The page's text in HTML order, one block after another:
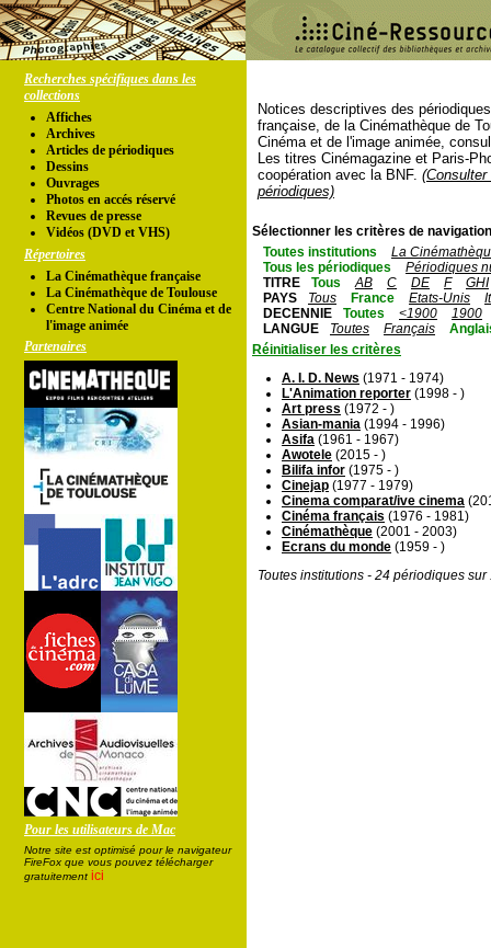
Recherches spécifiques dans les
collections
Affiches
Archives
Articles de périodiques
Dessins
Ouvrages
Photos en accés réservé
Revues de presse
Vidéos (DVD et VHS)
Répertoires
La Cinémathèque française
La Cinémathèque de Toulouse
Centre National du Cinéma et de
l'image animée
Partenaires
Pour les utilisateurs de Mac
Notre site est optimisé pour le navigateur
FireFox que vous pouvez télécharger
gratuitement ici
Notices descriptives des
française, de la Cinémathèque de
Cinéma et de l'image animée,
Les titres Cinémagazine et Paris-
coopération avec la BNF.
périodiques)
Sélectionner les critères de
Toutes institutions
La
Tous les périodiques
Périodiques
TITRE
Tous AB C DE F
GHI
PAYS
Tous France Etats-Unis
DECENNIE
Toutes <1900
1900
LANGUE
Toutes Français
Réinitialiser les critères
A. I. D. News (1971 - 1974)
L'Animation reporter (1998 - )
Art press (1972 - )
Asian-mania (1994 - 1996)
Asifa (1961 - 1967)
Awotele (2015 - )
Bilifa infor (1975 - )
Cinejap (1977 - 1979)
Cinema comparat/ive cinema
Cinéma français (1976 - 1981)
Cinémathèque (2001 - 2003)
Ecrans du monde (1959 - )
Toutes institutions - 24 périodiques sur